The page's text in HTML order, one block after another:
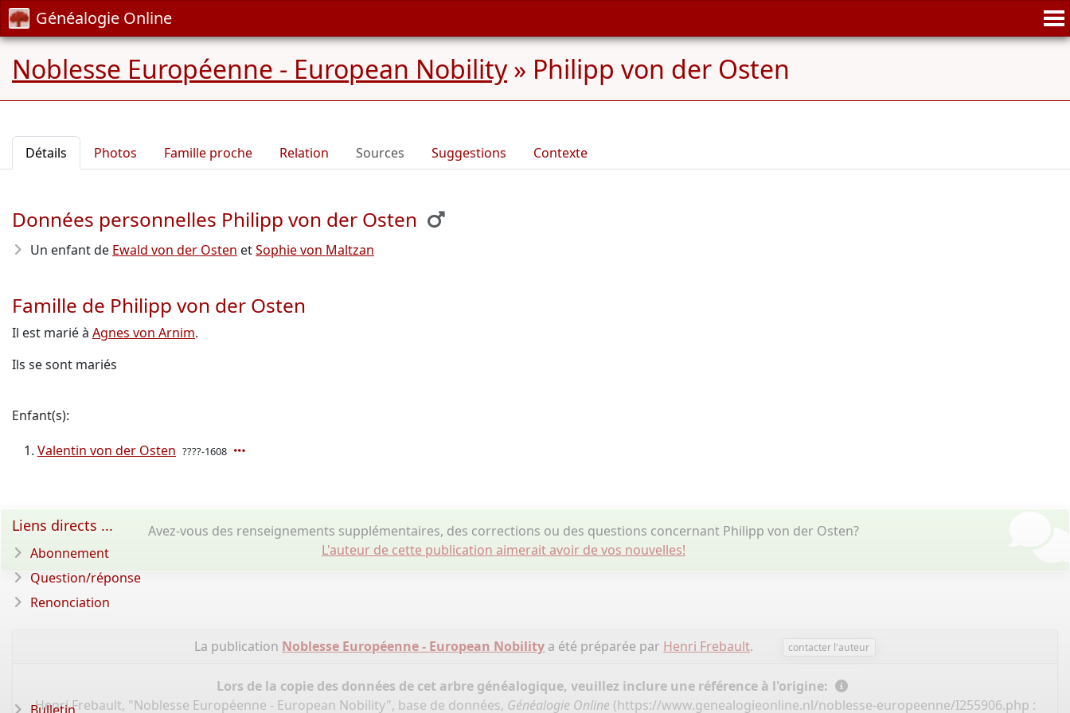
Généalogie Online
Noblesse Européenne - European Nobility» Philipp von der Osten
Détails Photos Famille proche Relation Sources Suggestions Contexte
Données personnelles Philipp von der Osten
Un enfant de Ewald von der Osten etSophie von Maltzan
Famille de Philipp von der Osten
Il est marié à Agnes von Arnim.
Ils se sont mariés
Enfant(s):
Valentin von der Osten ????-1608
Avez-vous des renseignements supplémentaires, des corrections ou des questions concernant Philipp von der Osten?
L'auteur de cette publication aimerait avoir de vos nouvelles!
La publication Noblesse Européenne - European Nobility a été préparée par Henri Frebault. contacter l'auteur
Lors de la copie des données de cet arbre généalogique, veuillez inclure une référence à l'origine:
Henri Frebault, "Noblesse Européenne - European Nobility", base de données, Généalogie Online (https://www.genealogieonline.nl/noblesse-europeenne/I255906.php :
Liens directs ...
Abonnement
Question/réponse
Renonciation